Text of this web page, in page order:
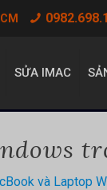
SỬA IMAC
và Laptop